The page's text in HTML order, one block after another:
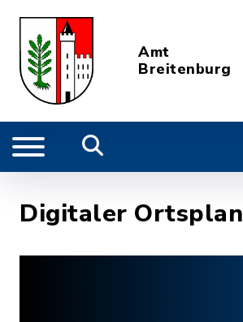
Amt
Breitenburg
Digitaler Ortsplan